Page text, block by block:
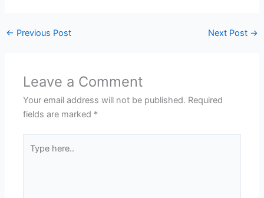
← Previous Post Next Post →
Leave a Comment
Your email address will not be published. Required
fields are marked *
here..